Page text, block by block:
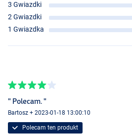
3 Gwiazdki
2 Gwiazdki
1 Gwiazdka
" Polecam. "
Bartosz + 2023-01-18 13:00:10
Polecam ten produkt